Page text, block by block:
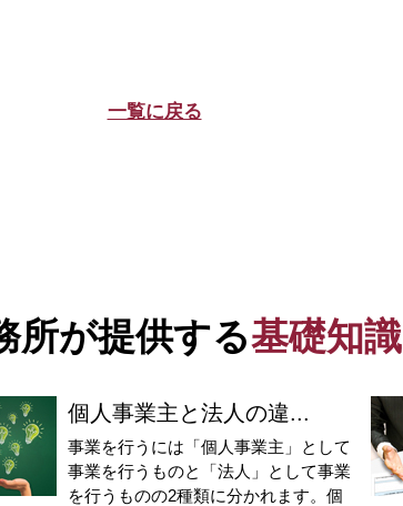
一覧に戻る
所が提供する基礎知識
個人事業主と法人の違...
事業を行うには「個人事業主」として
事業を行うものと「法人」として事業
を行うものの2種類に分かれます。個